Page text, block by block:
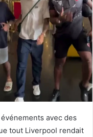
avec des
tout Liverpool rendait